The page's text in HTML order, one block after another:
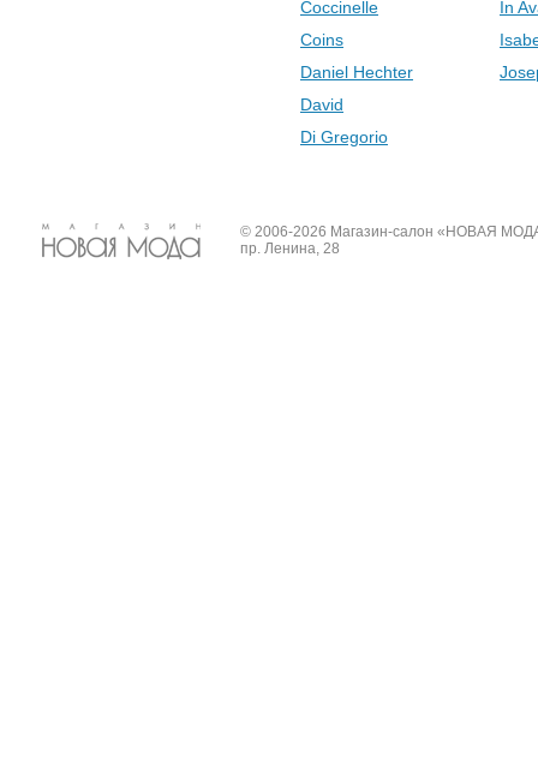
Coccinelle
Coins
Daniel Hechter
David
Di Gregorio
In
© 2006-2026 Магазин-салон «НОВАЯ
пр. Ленина, 28